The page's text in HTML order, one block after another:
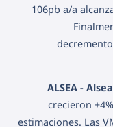
106pb a/a
ALSEA -
crecieron
estimaciones. Las